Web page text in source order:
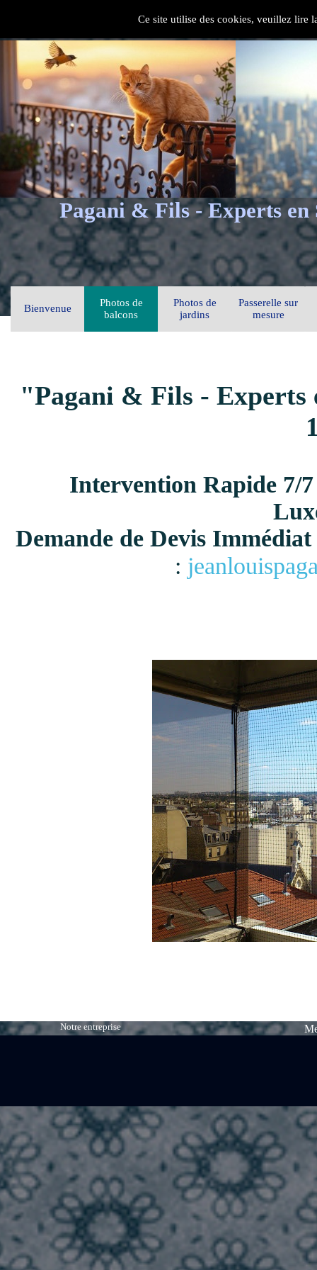
Ce site utilise des cookies, veuillez lire
Pagani & Fils - Experts en
Bienvenue
Photos de
balcons
Photos de
jardins
Passerelle sur
mesure
"Pagani & Fils - Experts
Intervention Rapide 7/
Demande de Devis
:
Notre entreprise